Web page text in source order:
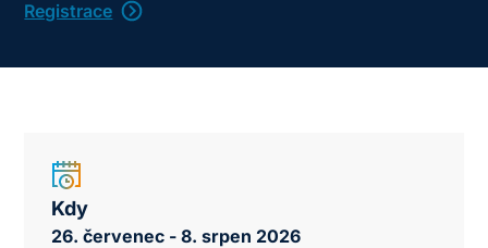
Registrace
Kdy
26. červenec - 8. srpen 2026